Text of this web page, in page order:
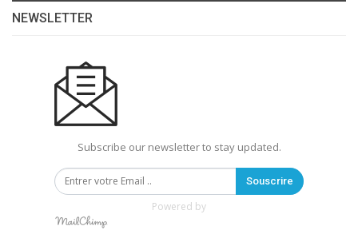
NEWSLETTER
Subscribe our newsletter to stay updated.
Souscrire
Powered by